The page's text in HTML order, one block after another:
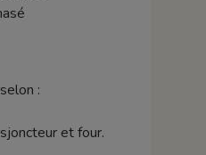
:
et four.